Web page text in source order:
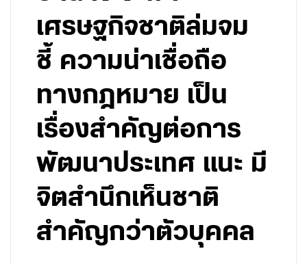
เศรษฐกิจชาติล่มจม
ชี้ ความน่าเชื่อถือ
ทางกฎหมาย เป็น
เรื่องสำคัญต่อการ
พัฒนาประเทศ แนะ มี
จิตสำนึกเห็นชาติ
สำคัญกว่าตัวบุคคล